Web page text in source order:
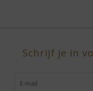
Schrijf je in